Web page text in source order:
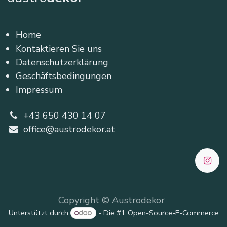
Home
Kontaktieren Sie uns
Datenschutzerklärung
Geschäftsbedingungen
Impressum
+43 650 430 14 07
office@austrodekor.at
Copyright © Austrodekor
Unterstützt durch - Die #1 Open-Source-E-Commerce